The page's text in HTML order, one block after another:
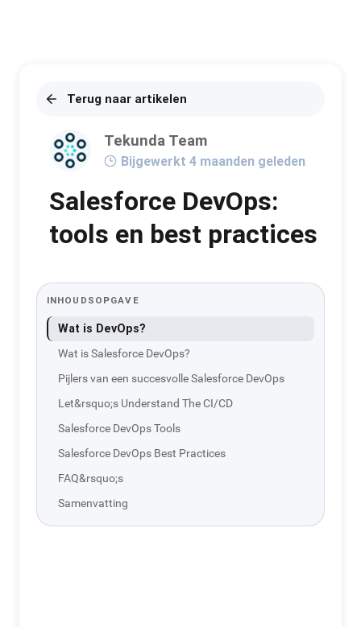
Terug naar artikelen
Tekunda Team
Bijgewerkt 4 maanden geleden
Salesforce DevOps:
tools en best practices
INHOUDSOPGAVE
Wat is DevOps?
Wat is Salesforce DevOps?
Pijlers van een succesvolle Salesforce DevOps
Let&rsquo;s Understand The CI/CD
Salesforce DevOps Tools
Salesforce DevOps Best Practices
FAQ&rsquo;s
Samenvatting